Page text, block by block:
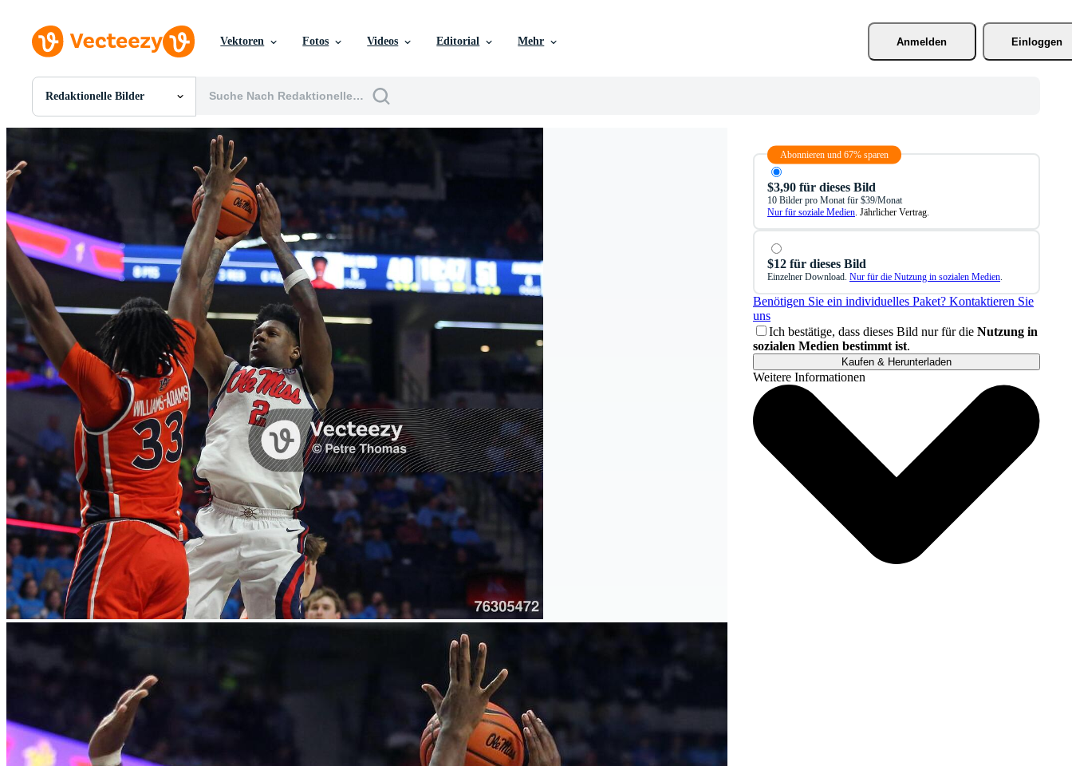
Vektoren Fotos Videos Editorial Mehr Anmelden Einloggen
Redaktionelle Bilder
Alle Bilder
PNGs
PSDs
Videos
Motion Graphics
Redaktionelle Bilder
Redaktionelle Ereignisse
Abonnieren und 67% sparen
$3,90 für dieses Bild
10 Bilder pro Monat für $39/Monat
Nur für soziale Medien. Jährlicher Vertrag.
$12 für dieses Bild
Einzelner Download. Nur für die Nutzung in sozialen Medien.
Benötigen Sie ein individuelles Paket? Kontaktieren Sie
uns
Ich bestätige, dass dieses Bild nur für die Nutzung in
sozialen Medien bestimmt ist.
Kaufen & Herunterladen
Weitere Informationen